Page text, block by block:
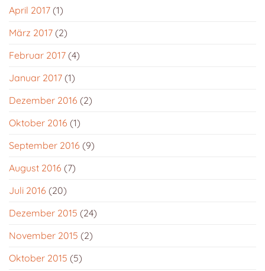
April 2017 (1)
März 2017 (2)
Februar 2017 (4)
Januar 2017 (1)
Dezember 2016 (2)
Oktober 2016 (1)
September 2016 (9)
August 2016 (7)
Juli 2016 (20)
Dezember 2015 (24)
November 2015 (2)
Oktober 2015 (5)